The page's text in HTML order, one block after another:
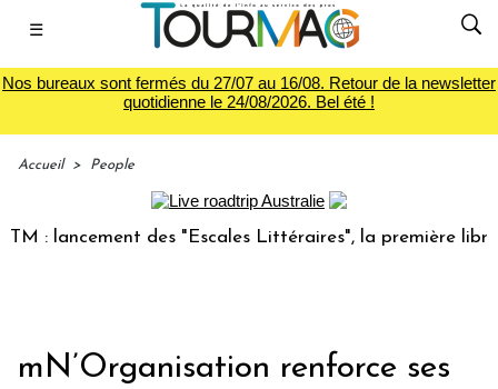
☰
Nos bureaux sont fermés du 27/07 au 16/08. Retour de la newsletter
quotidienne le 24/08/2026. Bel été !
Accueil > People
: lancement des "Escales Littéraires", la première librairie
mN’Organisation renforce ses